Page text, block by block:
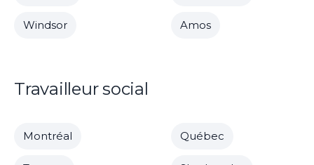
Windsor Amos
Travailleur social
Montréal Québec